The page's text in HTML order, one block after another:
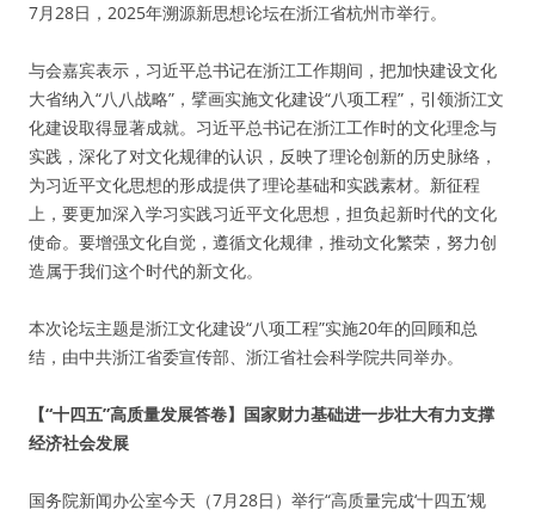
7月28日，2025年溯源新思想论坛在浙江省杭州市举行。
与会嘉宾表示，习近平总书记在浙江工作期间，把加快建设文化
大省纳入“八八战略”，擘画实施文化建设“八项工程”，引领浙江文
化建设取得显著成就。习近平总书记在浙江工作时的文化理念与
实践，深化了对文化规律的认识，反映了理论创新的历史脉络，
为习近平文化思想的形成提供了理论基础和实践素材。新征程
上，要更加深入学习实践习近平文化思想，担负起新时代的文化
使命。要增强文化自觉，遵循文化规律，推动文化繁荣，努力创
造属于我们这个时代的新文化。
本次论坛主题是浙江文化建设“八项工程”实施20年的回顾和总
结，由中共浙江省委宣传部、浙江省社会科学院共同举办。
【“十四五”高质量发展答卷】国家财力基础进一步壮大有力支撑
经济社会发展
国务院新闻办公室今天（7月28日）举行“高质量完成‘十四五’规